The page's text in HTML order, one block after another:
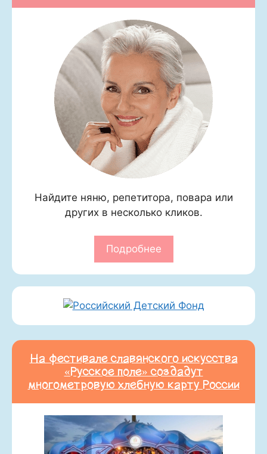
Найдите няню, репетитора, повара или
других в несколько кликов.
Подробнее
На фестивале славянского искусства
«Русское поле» создадут
многометровую хлебную карту России